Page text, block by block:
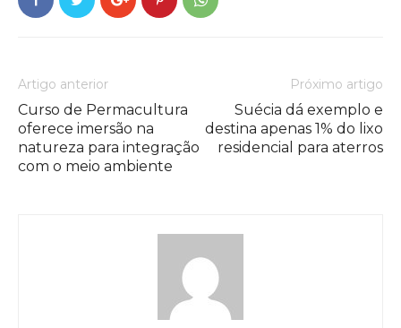
Artigo anterior
Curso de Permacultura
oferece imersão na
natureza para integração
com o meio ambiente
Próximo artigo
Suécia dá exemplo e
destina apenas 1% do lixo
residencial para aterros